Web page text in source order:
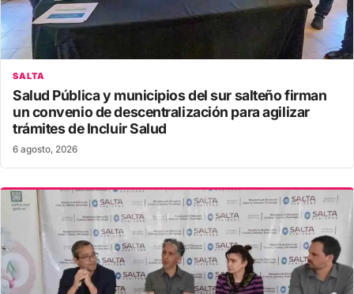
SALTA
Salud Pública y municipios del sur salteño firman
un convenio de descentralización para agilizar
trámites de Incluir Salud
6 agosto, 2026